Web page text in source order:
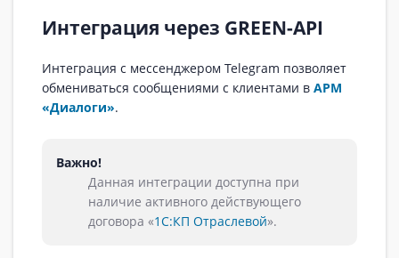
Интеграция через GREEN-API
Интеграция с мессенджером Telegram позволяет
обмениваться сообщениями с клиентами в АРМ
«Диалоги».
Важно!
Данная интеграции доступна при
наличие активного действующего
договора «1С:КП Отраслевой».